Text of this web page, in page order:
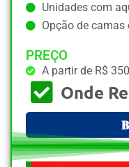
Unidades com
Opção de camas
PREÇO
A partir de R$ 350
Onde